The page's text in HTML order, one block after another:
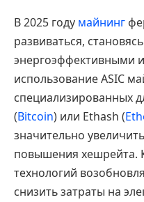
В 2025 году майнинг
развиваться,
использование ASIC
специализированных
(Bitcoin) или Ethash (
значительно
повышения хешрейта.
технологий
снизить затраты на